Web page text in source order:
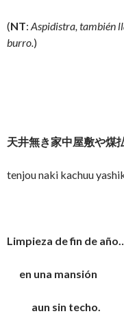
(NT: Aspidistra, también
burro.)
天井無き家中屋敷や煤
tenjou naki kachuu
Limpieza de fin de
en una mansión
aun sin techo.